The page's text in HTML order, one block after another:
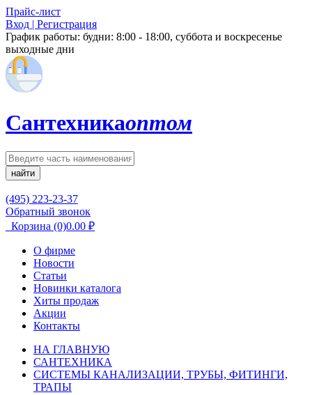
Прайс-лист
Вход | Регистрация
График работы: будни: 8:00 - 18:00, суббота и воскресенье
выходные дни
Сантехникаоптом
найти
(495) 223-23-37
Обратный звонок
Корзина (0)0.00 ₽
О фирме
Новости
Статьи
Новинки каталога
Хиты продаж
Акции
Контакты
НА ГЛАВНУЮ
САНТЕХНИКА
СИСТЕМЫ КАНАЛИЗАЦИИ, ТРУБЫ, ФИТИНГИ,
ТРАПЫ